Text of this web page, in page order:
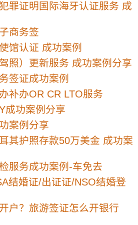
罪证明国际海牙认证服务 成
商务签
馆认证 成功案例
照）更新服务 成功案例分享
签证成功案例
补办OR CR LTO服务
成功案例分享
案例分享
其护照存款50万美金 成功案
服务成功案例-车免去
结婚证/出证证/NSO结婚登
户？旅游签证怎么开银行